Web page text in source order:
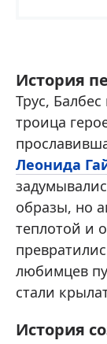
История
Трус,
троица
Леонида
образы, но
теплотой и
любимцев
стали
История